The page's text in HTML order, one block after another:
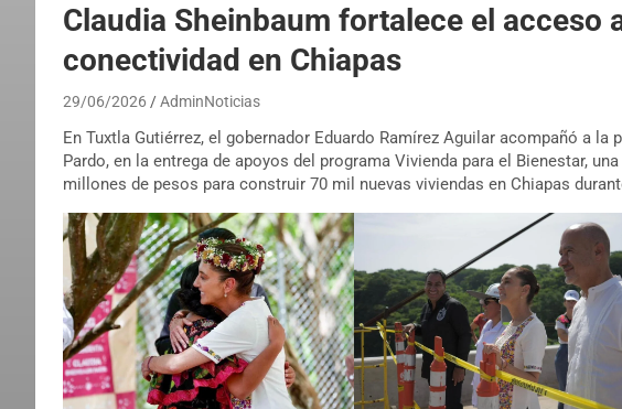
Claudia Sheinbaum fortalece el acceso
conectividad en Chiapas
29/06/2026 AdminNoticias
En Tuxtla Gutiérrez, el gobernador Eduardo Ramírez Aguilar acompañó a la
Pardo, en la entrega de apoyos del programa Vivienda para el Bienestar,
millones de pesos para construir 70 mil nuevas viviendas en Chiapas